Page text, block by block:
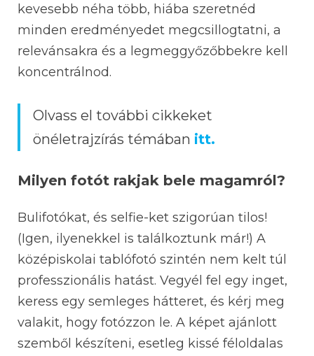
kevesebb néha több, hiába szeretnéd
minden eredményedet megcsillogtatni, a
relevánsakra és a legmeggyőzőbbekre kell
koncentrálnod.
Olvass el további cikkeket
önéletrajzírás témában itt.
Milyen fotót rakjak bele magamról?
Bulifotókat, és selfie-ket szigorúan tilos!
(Igen, ilyenekkel is találkoztunk már!) A
középiskolai tablófotó szintén nem kelt túl
professzionális hatást. Vegyél fel egy inget,
keress egy semleges hátteret, és kérj meg
valakit, hogy fotózzon le. A képet ajánlott
szemből készíteni, esetleg kissé féloldalas